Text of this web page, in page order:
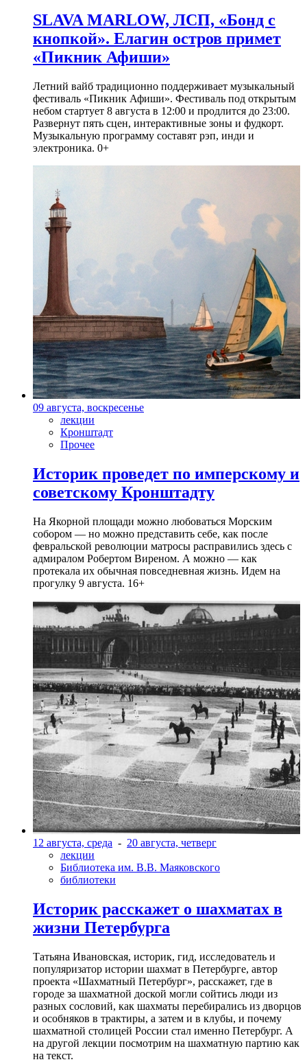
SLAVA MARLOW, ЛСП, «Бонд с
кнопкой». Елагин остров примет
«Пикник Афиши»
Летний вайб традиционно поддерживает музыкальный
фестиваль «Пикник Афиши». Фестиваль под открытым
небом стартует 8 августа в 12:00 и продлится до 23:00.
Развернут пять сцен, интерактивные зоны и фудкорт.
Музыкальную программу составят рэп, инди и
электроника. 0+
09 августа, воскресенье
лекции
Кронштадт
Прочее
Историк проведет по имперскому и
советскому Кронштадту
На Якорной площади можно любоваться Морским
собором — но можно представить себе, как после
февральской революции матросы расправились здесь с
адмиралом Робертом Виреном. А можно — как
протекала их обычная повседневная жизнь. Идем на
прогулку 9 августа. 16+
12 августа, среда - 20 августа, четверг
лекции
Библиотека им. В.В. Маяковского
библиотеки
Историк расскажет о шахматах в
жизни Петербурга
Татьяна Ивановская, историк, гид, исследователь и
популяризатор истории шахмат в Петербурге, автор
проекта «Шахматный Петербург», расскажет, где в
городе за шахматной доской могли сойтись люди из
разных сословий, как шахматы перебирались из дворцов
и особняков в трактиры, а затем и в клубы, и почему
шахматной столицей России стал именно Петербург. А
на другой лекции посмотрим на шахматную партию как
на текст.